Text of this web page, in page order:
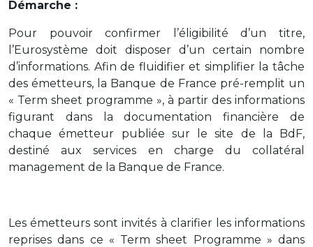
Démarche :
Pour pouvoir confirmer l’éligibilité d’un titre,
l’Eurosystème doit disposer d’un certain nombre
d’informations. Afin de fluidifier et simplifier la tâche
des émetteurs, la Banque de France pré-remplit un
« Term sheet programme », à partir des informations
figurant dans la documentation financière de
chaque émetteur publiée sur le site de la BdF,
destiné aux services en charge du collatéral
management de la Banque de France.
Les émetteurs sont invités à clarifier les informations
reprises dans ce « Term sheet Programme » dans